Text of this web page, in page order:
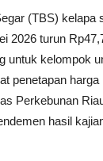
(TBS) kelapa
2026 turun
untuk kelompok
penetapan
Perkebunan
hasil